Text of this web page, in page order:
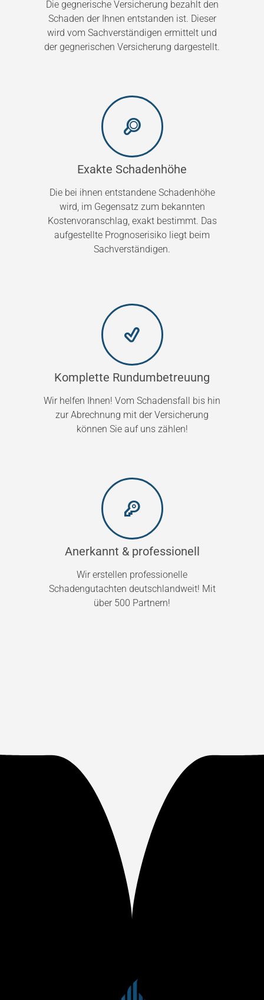
Die gegnerische Versicherung bezahlt den
Schaden der Ihnen entstanden ist. Dieser
wird vom Sachverständigen ermittelt und
der gegnerischen Versicherung dargestellt.
Exakte Schadenhöhe
Die bei ihnen entstandene Schadenhöhe
wird, im Gegensatz zum bekannten
Kostenvoranschlag, exakt bestimmt. Das
aufgestellte Prognoserisiko liegt beim
Sachverständigen.
Komplette Rundumbetreuung
Wir helfen Ihnen! Vom Schadensfall bis hin
zur Abrechnung mit der Versicherung
können Sie auf uns zählen!
Anerkannt & professionell
Wir erstellen professionelle
Schadengutachten deutschlandweit! Mit
über 500 Partnern!